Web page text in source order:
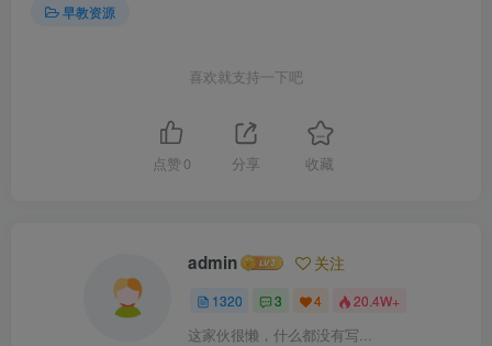
早教资源
喜欢就支持一下吧
点赞 0 分享 收藏
admin 关注
1320 3 4 20.4W+
这家伙很懒，什么都没有写...